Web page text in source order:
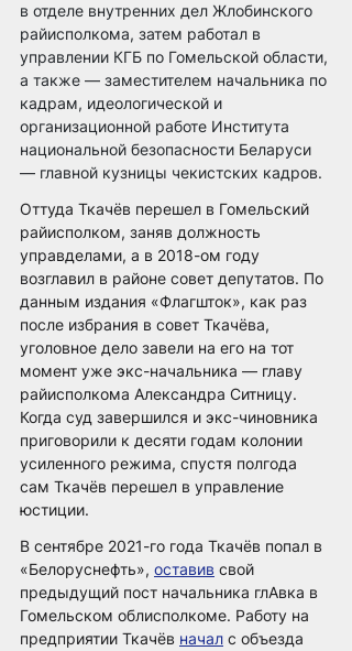
в отделе внутренних дел Жлобинского
райисполкома, затем работал в
управлении КГБ по Гомельской области,
а также — заместителем начальника по
кадрам, идеологической и
организационной работе Института
национальной безопасности Беларуси
— главной кузницы чекистских кадров.
Оттуда Ткачёв перешел в Гомельский
райисполком, заняв должность
управделами, а в 2018-ом году
возглавил в районе совет депутатов. По
данным издания «Флагшток», как раз
после избрания в совет Ткачёва,
уголовное дело завели на его на тот
момент уже экс-начальника — главу
райисполкома Александра Ситницу.
Когда суд завершился и экс-чиновника
приговорили к десяти годам колонии
усиленного режима, спустя полгода
сам Ткачёв перешел в управление
юстиции.
В сентябре 2021-го года Ткачёв попал в
«Белоруснефть», оставив свой
предыдущий пост начальника глАвка в
Гомельском облисполкоме. Работу на
предприятии Ткачёв начал с объезда